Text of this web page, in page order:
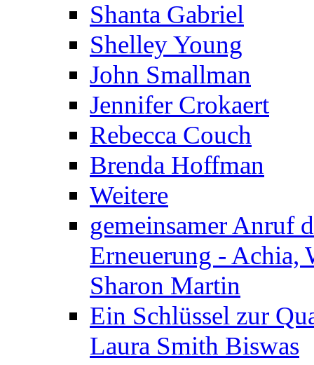
Shanta Gabriel
Shelley Young
John Smallman
Jennifer Crokaert
Rebecca Couch
Brenda Hoffman
Weitere
gemeinsamer Anruf
Erneuerung - Achia,
Sharon Martin
Ein Schlüssel zur
Laura Smith Biswas